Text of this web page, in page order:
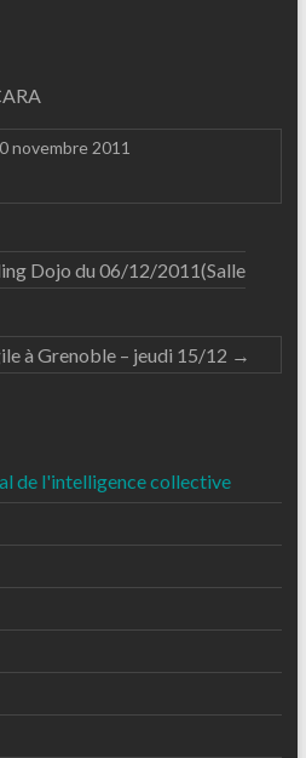
novembre 2011
Dojo du 06/12/2011(Salle
à Grenoble – jeudi 15/12 →
de l'intelligence collective